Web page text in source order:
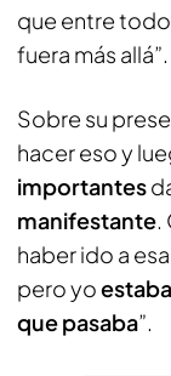
que entre
fuera más allá”.
Sobre su
hacer eso y
importantes
manifestante.
haber ido a
pero yo
que pasaba”.